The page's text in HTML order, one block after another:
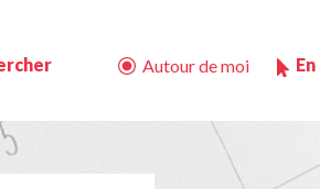
Autour de moi